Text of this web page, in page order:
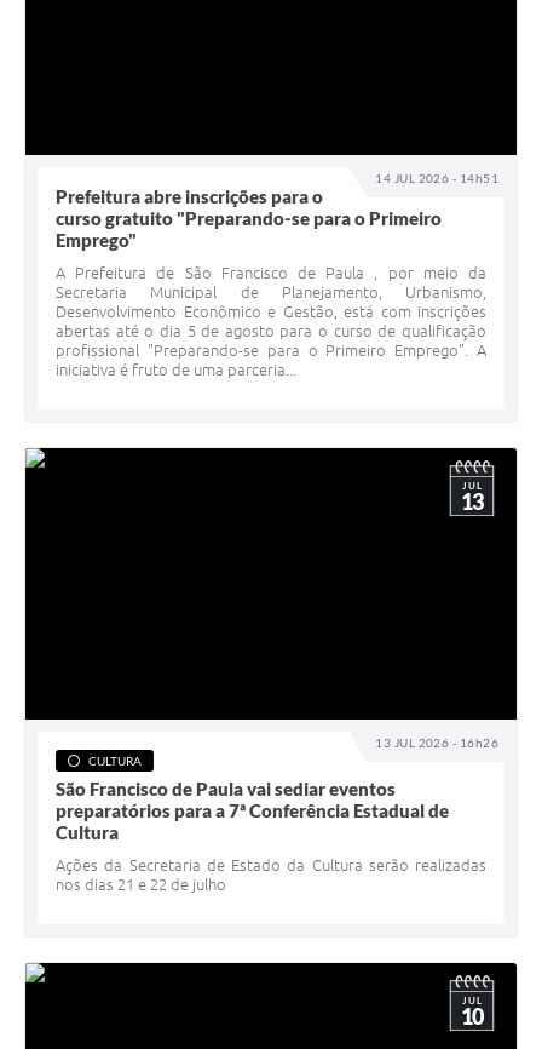
14 JUL 2026 - 14h51
Prefeitura abre inscrições para o
curso gratuito "Preparando-se para o Primeiro
Emprego"
A Prefeitura de São Francisco de Paula , por meio da
Secretaria Municipal de Planejamento, Urbanismo,
Desenvolvimento Econômico e Gestão, está com inscrições
abertas até o dia 5 de agosto para o curso de qualificação
profissional "Preparando-se para o Primeiro Emprego". A
iniciativa é fruto de uma parceria...
13 JUL 2026 - 16h26
JUL
13
CULTURA
São Francisco de Paula vai sediar eventos
preparatórios para a 7ª Conferência Estadual de
Cultura
Ações da Secretaria de Estado da Cultura serão realizadas
nos dias 21 e 22 de julho
JUL
10